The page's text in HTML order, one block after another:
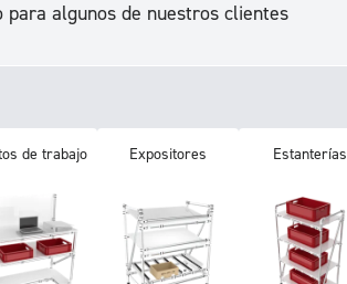
para algunos de nuestros clientes
de trabajo Expositores Estanterías